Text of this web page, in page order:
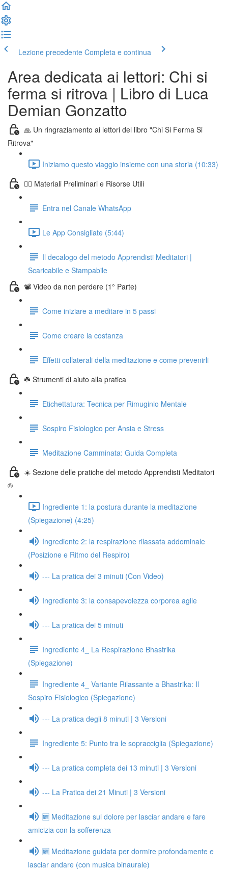
Lezione precedente Completa e continua
Area dedicata ai lettori: Chi si
ferma si ritrova | Libro di Luca
Demian Gonzatto
🙏 Un ringraziamento ai lettori del libro "Chi Si Ferma Si
Ritrova"
Iniziamo questo viaggio insieme con una storia (10:33)
🧙‍♂️ Materiali Preliminari e Risorse Utili
Entra nel Canale WhatsApp
Le App Consigliate (5:44)
Il decalogo del metodo Apprendisti Meditatori |
Scaricabile e Stampabile
📽️ Video da non perdere (1° Parte)
Come iniziare a meditare in 5 passi
Come creare la costanza
Effetti collaterali della meditazione e come prevenirli
☘️ Strumenti di aiuto alla pratica
Etichettatura: Tecnica per Rimuginio Mentale
Sospiro Fisiologico per Ansia e Stress
Meditazione Camminata: Guida Completa
☀️ Sezione delle pratiche del metodo Apprendisti Meditatori
®
Ingrediente 1: la postura durante la meditazione
(Spiegazione) (4:25)
Ingrediente 2: la respirazione rilassata addominale
(Posizione e Ritmo del Respiro)
--- La pratica dei 3 minuti (Con Video)
Ingrediente 3: la consapevolezza corporea agile
--- La pratica dei 5 minuti
Ingrediente 4_ La Respirazione Bhastrika
(Spiegazione)
Ingrediente 4_ Variante Rilassante a Bhastrika: Il
Sospiro Fisiologico (Spiegazione)
--- La pratica degli 8 minuti | 3 Versioni
Ingrediente 5: Punto tra le sopracciglia (Spiegazione)
--- La pratica completa dei 13 minuti | 3 Versioni
--- La Pratica dei 21 Minuti | 3 Versioni
🆕 Meditazione sul dolore per lasciar andare e fare
amicizia con la sofferenza
🆕 Meditazione guidata per dormire profondamente e
lasciar andare (con musica binaurale)